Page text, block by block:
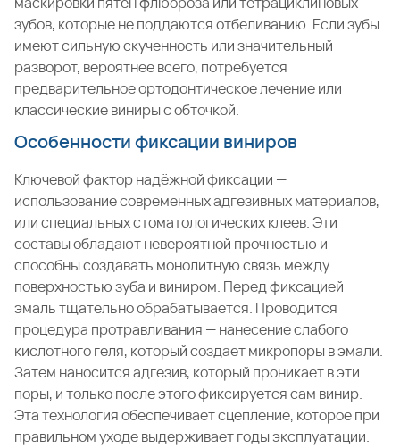
зубов, которые не поддаются отбеливанию. Если зубы
имеют сильную скученность или значительный
разворот, вероятнее всего, потребуется
предварительное ортодонтическое лечение или
классические виниры с обточкой.
Особенности фиксации виниров
Ключевой фактор надёжной фиксации —
использование современных адгезивных материалов,
или специальных стоматологических клеев. Эти
составы обладают невероятной прочностью и
способны создавать монолитную связь между
поверхностью зуба и виниром. Перед фиксацией
эмаль тщательно обрабатывается. Проводится
процедура протравливания — нанесение слабого
кислотного геля, который создает микропоры в эмали.
Затем наносится адгезив, который проникает в эти
поры, и только после этого фиксируется сам винир.
Эта технология обеспечивает сцепление, которое при
правильном уходе выдерживает годы эксплуатации.